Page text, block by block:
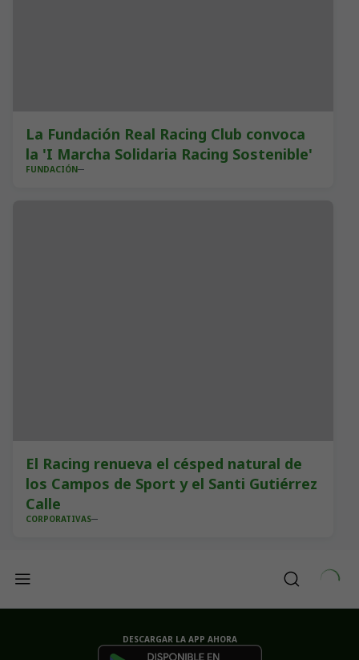
La Fundación Real Racing Club convoca
la 'I Marcha Solidaria Racing Sostenible'
FUNDACIÓN
El Racing renueva el césped natural de
los Campos de Sport y el Santi Gutiérrez
Calle
CORPORATIVAS
DESCARGAR LA APP AHORA